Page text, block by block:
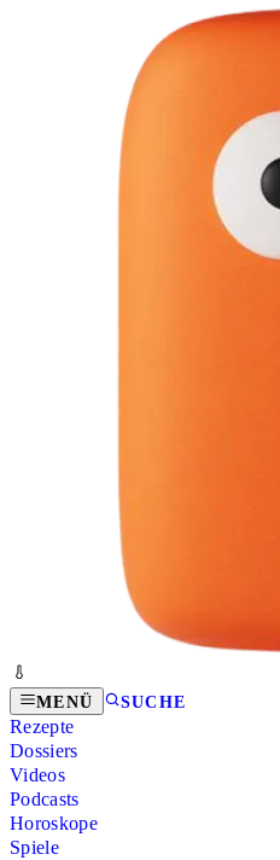
MENÜ SUCHE
Rezepte
Dossiers
Videos
Podcasts
Horoskope
Spiele